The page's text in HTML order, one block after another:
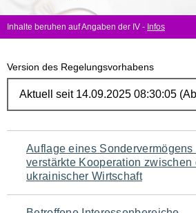
Inhalte beruhen auf Angaben der IV - Infos
Version des Regelungsvorhabens
Navigation
für
den
Auflage eines Sondervermögens
verstärkte Kooperation zwischen
ukrainischer Wirtschaft